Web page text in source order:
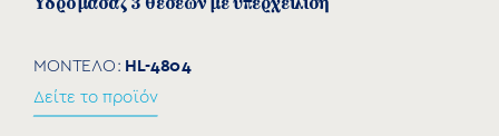
Υδρομασάζ 3 θέσεων με υπερχείλιση
ΜΟΝΤΕΛΟ: HL-4804
Δείτε το προϊόν